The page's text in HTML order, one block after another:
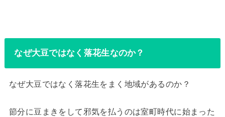
なぜ大豆ではなく落花生なのか？
なぜ大豆ではなく落花生をまく地域があるのか？
節分に豆まきをして邪気を払うのは室町時代に始まった